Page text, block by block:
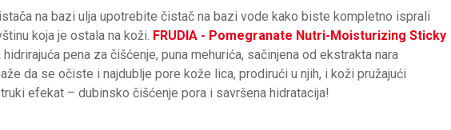
na bazi ulja upotrebite čistač na bazi vode kako biste kompletno isprali
koja je ostala na koži. FRUDIA - Pomegranate Nutri-Moisturizing Sticky
hidrirajuća pena za čišćenje, puna mehurića, sačinjena od ekstrakta nara
da se očiste i najdublje pore kože lica, prodirući u njih, i koži pružajući
efekat – dubinsko čišćenje pora i savršena hidratacija!